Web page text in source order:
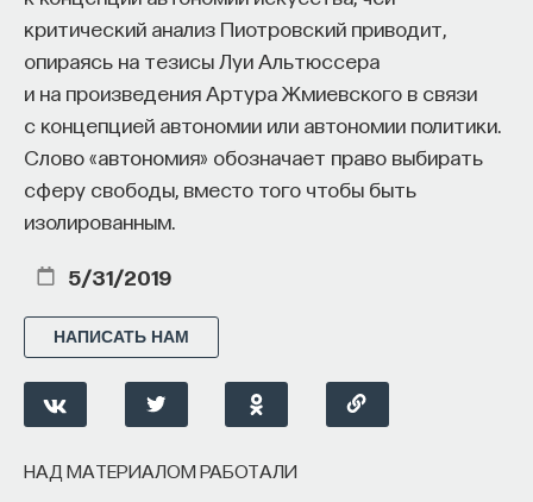
критический анализ Пиотровский приводит,
опираясь на тезисы Луи Альтюссера
и на произведения Артура Жмиевского в связи
с концепцией автономии или автономии политики.
Слово «автономия» обозначает право выбирать
сферу свободы, вместо того чтобы быть
изолированным.
5/31/2019
НАПИСАТЬ НАМ
НАД МАТЕРИАЛОМ РАБОТАЛИ